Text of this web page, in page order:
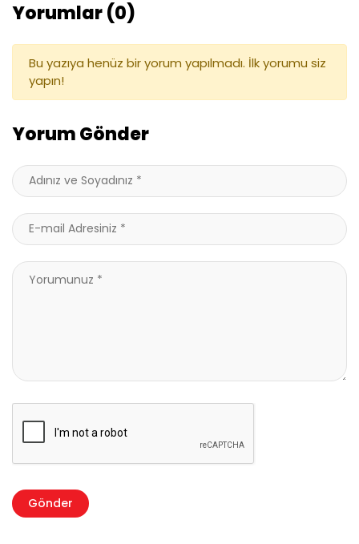
Yorumlar (0)
Bu yazıya henüz bir yorum yapılmadı. İlk yorumu siz
yapın!
Yorum Gönder